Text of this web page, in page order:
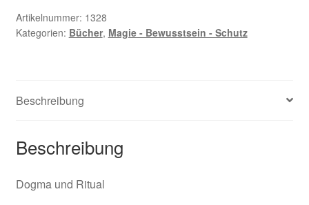
Menge
Artikelnummer: 1328
Kategorien: Bücher, Magie - Bewusstsein - Schutz
Beschreibung
Beschreibung
Dogma und Ritual